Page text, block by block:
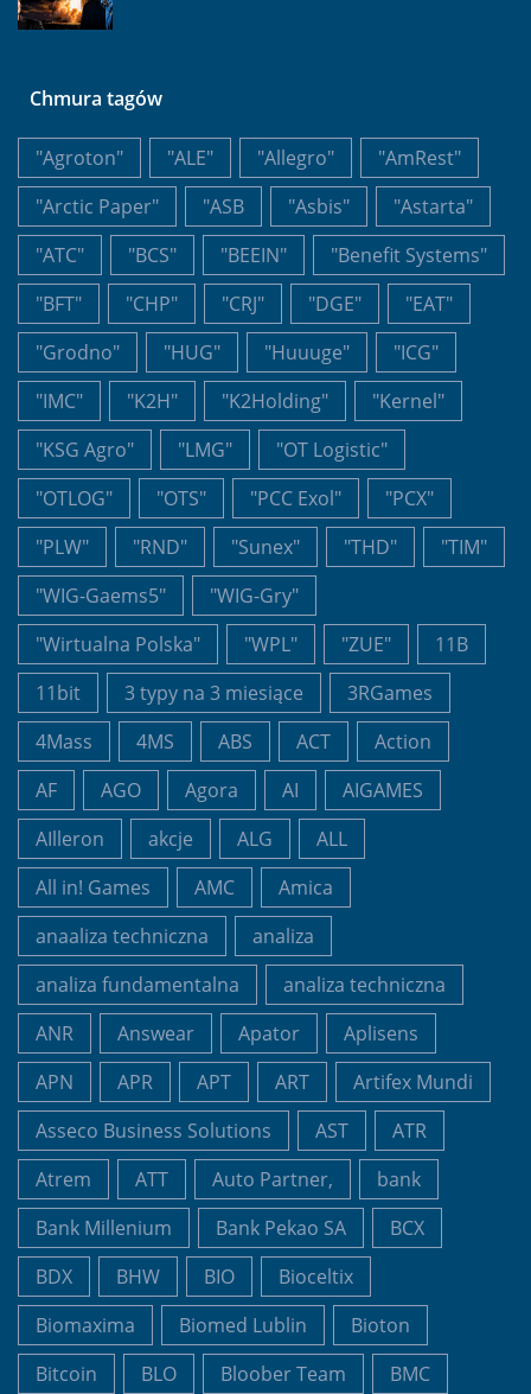
Chmura tagów
"Agroton" "ALE" "Allegro"
"AmRest"
"Arctic Paper"
"ASB "Asbis"
"Astarta"
"ATC"
"BCS" "BEEIN"
"Benefit Systems"
"BFT"
"CHP" "CRJ" "DGE"
"EAT"
"Grodno"
"HUG" "Huuuge"
"ICG"
"IMC"
"K2H" "K2Holding"
"Kernel"
"KSG Agro"
"LMG"
"OT Logistic"
"OTLOG"
"OTS" "PCC Exol"
"PCX"
"PLW"
"RND" "Sunex" "THD"
"TIM"
"WIG-Gaems5"
"WIG-Gry"
"Wirtualna Polska"
"WPL" "ZUE"
11B
11bit
3 typy na 3 miesiące
3RGames
4Mass
4MS ABS ACT
Action
AF
AGO Agora AI
AIGAMES
AIlleron
akcje ALG
ALL
All in! Games
AMC
Amica
anaaliza techniczna
analiza
analiza fundamentalna
analiza techniczna
ANR
Answear Apator
Aplisens
APN
APR APT ART
Artifex Mundi
Asseco Business Solutions
AST
ATR
Atrem
ATT Auto Partner,
bank
Bank Millenium
Bank Pekao SA
BCX
BDX
BHW BIO
Bioceltix
Biomaxima
Biomed Lublin
Bioton
Bitcoin
BLO Bloober Team
BMC